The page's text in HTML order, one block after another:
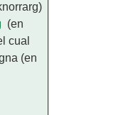
(en
cual
(en